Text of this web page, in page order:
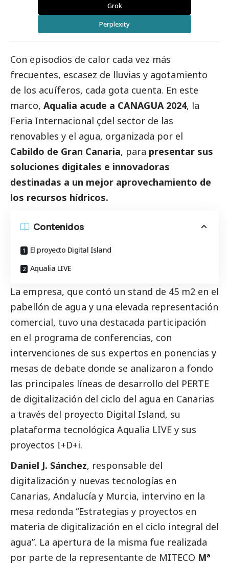
Grok
Perplexity
Con episodios de calor cada vez más
frecuentes, escasez de lluvias y agotamiento
de los acuíferos, cada gota cuenta. En este
marco, Aqualia acude a CANAGUA 2024, la
Feria Internacional çdel sector de las
renovables y el agua, organizada por el
Cabildo de Gran Canaria, para presentar sus
soluciones digitales e innovadoras
destinadas a un mejor aprovechamiento de
los recursos hídricos.
Contenidos
El proyecto Digital Island
Aqualia LIVE
La empresa, que contó un stand de 45 m2 en el
pabellón de agua y una elevada representación
comercial, tuvo una destacada participación
en el programa de conferencias, con
intervenciones de sus expertos en ponencias y
mesas de debate donde se analizaron a fondo
las principales líneas de desarrollo del PERTE
de digitalización del ciclo del agua en Canarias
a través del proyecto Digital Island, su
plataforma tecnológica Aqualia LIVE y sus
proyectos I+D+i.
Daniel J. Sánchez, responsable del
digitalización y nuevas tecnologías en
Canarias, Andalucía y Murcia, intervino en la
mesa redonda “Estrategias y proyectos en
materia de digitalización en el ciclo integral del
agua”. La apertura de la misma fue realizada
por parte de la representante de MITECO Mª